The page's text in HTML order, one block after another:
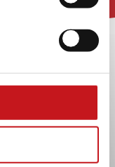
säännöt ja